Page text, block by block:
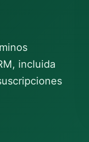
incluida